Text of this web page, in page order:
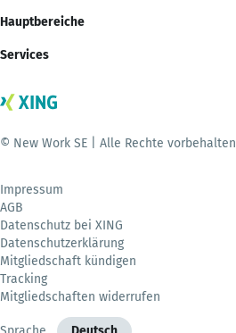
Hauptbereiche
Services
© New Work SE | Alle Rechte vorbehalten
Impressum
AGB
Datenschutz bei XING
Datenschutzerklärung
Mitgliedschaft kündigen
Tracking
Mitgliedschaften widerrufen